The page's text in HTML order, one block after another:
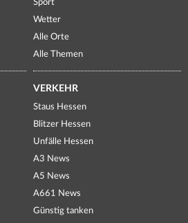
Sport
Wetter
Alle Orte
Alle Themen
VERKEHR
Staus Hessen
Blitzer Hessen
Unfälle Hessen
A3 News
A5 News
A661 News
Günstig tanken